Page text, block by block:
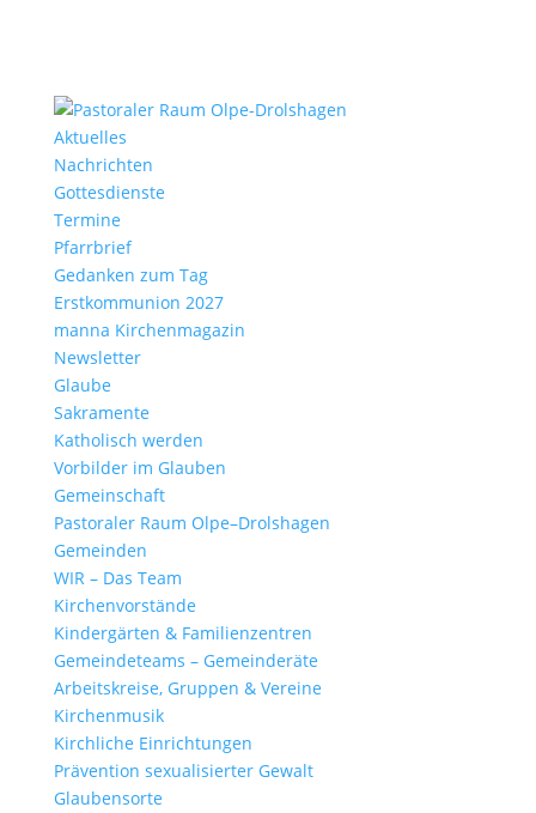
Aktu­elles
Nach­richten
Gottes­dienste
Termine
Pfarr­brief
Gedanken zum Tag
Erst­kom­mu­nion 2027
manna Kirchen­ma­gazin
News­letter
Glaube
Sakra­mente
Katho­lisch werden
Vorbilder im Glauben
Gemein­schaft
Pasto­raler Raum Olpe–Drolshagen
Gemeinden
WIR – Das Team
Kirchen­vor­stände
Kinder­gärten & Familienzentren
Gemein­de­teams – Gemeinderäte
Arbeits­kreise, Gruppen & Vereine
Kirchen­musik
Kirch­liche Einrichtungen
Präven­tion sexua­li­sierter Gewalt
Glau­ben­s­orte